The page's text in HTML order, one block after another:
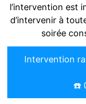
l’intervention est
d’intervenir à
soirée
Intervention
☎️